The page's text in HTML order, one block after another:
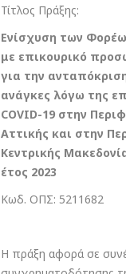
Τίτλος Πράξης:
Ενίσχυση των
με επικουρικό
για την
ανάγκες λόγω της
COVID-19 στην
Αττικής και στην
Κεντρικής
έτος 2023
Κωδ. ΟΠΣ: 5211682
Η πράξη αφορά σε